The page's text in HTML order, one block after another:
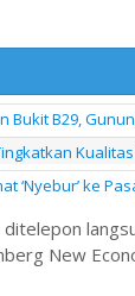
B29,
‘Nyebur’ ke
New